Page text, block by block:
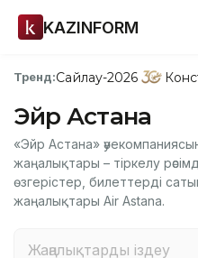
KAZINFORM
Тренд:Сайлау-2026
Эйр Астана
«Эйр Астана»
жаңалықтары – тіркелу
өзгерістер, билеттерді
жаңалықтары Air Astana.